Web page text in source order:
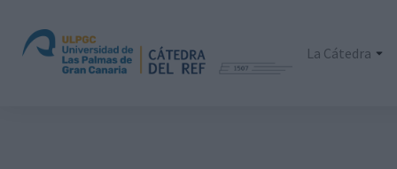
La Cátedra